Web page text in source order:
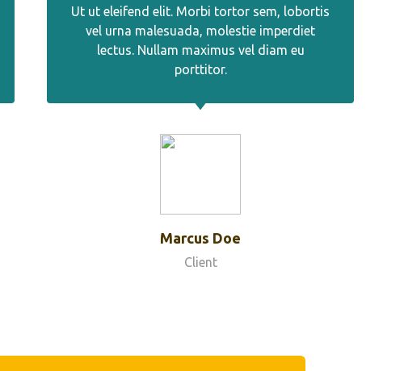
Ut ut eleifend elit. Morbi tortor sem, lobortis
vel urna malesuada, molestie imperdiet
lectus. Nullam maximus vel diam eu
porttitor.
Marcus Doe
Client